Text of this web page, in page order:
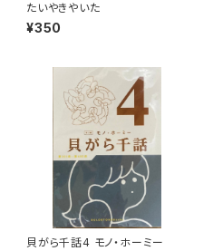
たいやきやいた
¥350
貝がら千話4 モノ・ホーミー